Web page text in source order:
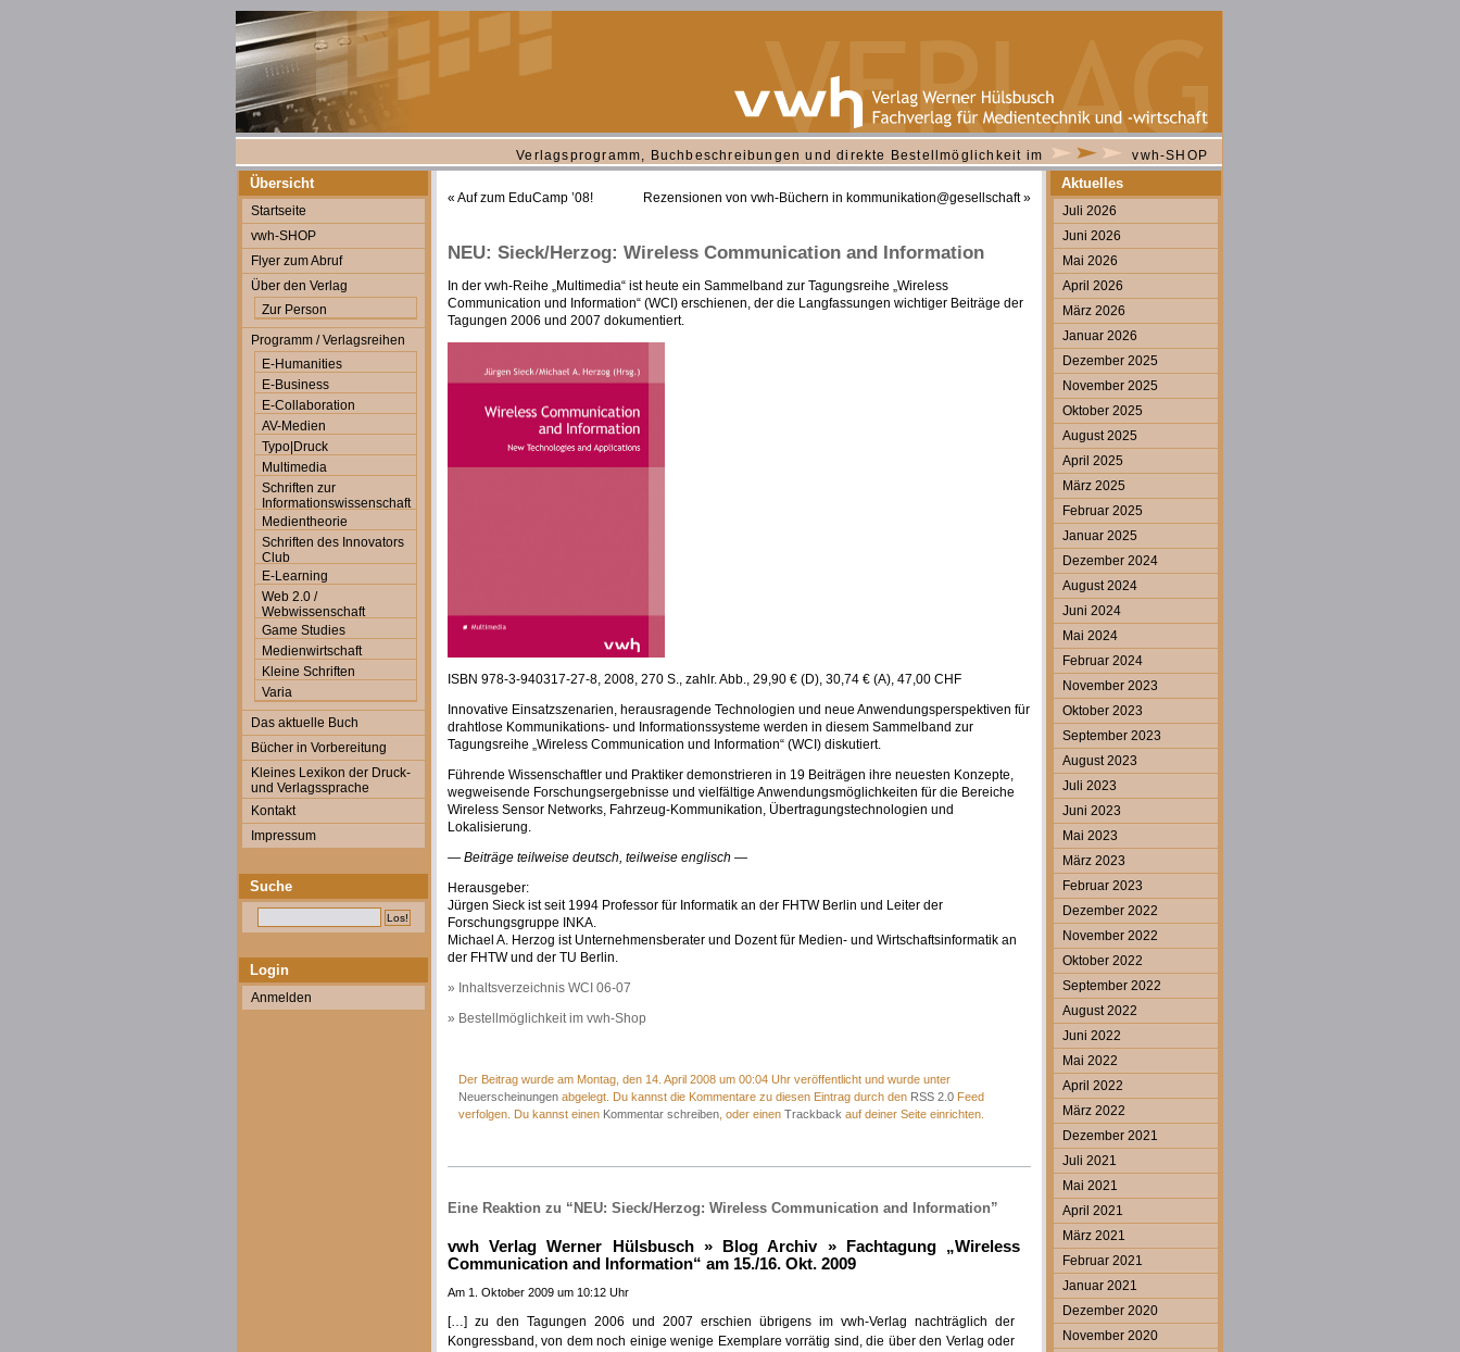
Verlagsprogramm, Buchbeschreibungen und direkte Bestellmöglichkeit im vwh-SHOP
Übersicht
Startseite
vwh-SHOP
Flyer zum Abruf
Über den Verlag
Zur Person
Programm / Verlagsreihen
E-Humanities
E-Business
E-Collaboration
AV-Medien
Typo|Druck
Multimedia
Schriften zur
Informationswissenschaft
Medientheorie
Schriften des Innovators
Club
E-Learning
Web 2.0 /
Webwissenschaft
Game Studies
Medienwirtschaft
Kleine Schriften
Varia
Das aktuelle Buch
Bücher in Vorbereitung
Kleines Lexikon der Druck-
und Verlagssprache
Kontakt
Impressum
Suche
Login
Anmelden
« Auf zum EduCamp ’08! Rezensionen von vwh-Büchern in kommunikation@gesellschaft»
NEU: Sieck/Herzog: Wireless Communication and Information
In der vwh-Reihe „Multimedia“ ist heute ein Sammelband zur Tagungsreihe „Wireless
Communication und Information“ (WCI) erschienen, der die Langfassungen wichtiger Beiträge der
Tagungen 2006 und 2007 dokumentiert.
ISBN 978-3-940317-27-8, 2008, 270 S., zahlr. Abb., 29,90 € (D), 30,74 € (A), 47,00 CHF
Innovative Einsatzszenarien, herausragende Technologien und neue Anwendungsperspektiven für
drahtlose Kommunikations- und Informationssysteme werden in diesem Sammelband zur
Tagungsreihe „Wireless Communication und Information“ (WCI) diskutiert.
Führende Wissenschaftler und Praktiker demonstrieren in 19 Beiträgen ihre neuesten Konzepte,
wegweisende Forschungsergebnisse und vielfältige Anwendungsmöglichkeiten für die Bereiche
Wireless Sensor Networks, Fahrzeug-Kommunikation, Übertragungstechnologien und
Lokalisierung.
— Beiträge teilweise deutsch, teilweise englisch —
Herausgeber:
Jürgen Sieck ist seit 1994 Professor für Informatik an der FHTW Berlin und Leiter der
Forschungsgruppe INKA.
Michael A. Herzog ist Unternehmensberater und Dozent für Medien- und Wirtschaftsinformatik an
der FHTW und der TU Berlin.
» Inhaltsverzeichnis WCI 06-07
» Bestellmöglichkeit im vwh-Shop
Der Beitrag wurde am Montag, den 14. April 2008 um 00:04 Uhr veröffentlicht und wurde unter
Neuerscheinungen abgelegt. Du kannst die Kommentare zu diesen Eintrag durch den RSS 2.0 Feed
verfolgen. Du kannst einen Kommentar schreiben , oder einen Trackback auf deiner Seite einrichten.
Eine Reaktion zu “NEU: Sieck/Herzog: Wireless Communication and Information”
vwh Verlag Werner Hülsbusch » Blog Archiv » Fachtagung „Wireless
Communication and Information“ am 15./16. Okt. 2009
Am 1. Oktober 2009 um 10:12 Uhr
[…] zu den Tagungen 2006 und 2007 erschien übrigens im vwh-Verlag nachträglich der
Kongressband, von dem noch einige wenige Exemplare vorrätig sind, die über den Verlag oder
Aktuelles
Juli 2026
Juni 2026
Mai 2026
April 2026
März 2026
Januar 2026
Dezember 2025
November 2025
Oktober 2025
August 2025
April 2025
März 2025
Februar 2025
Januar 2025
Dezember 2024
August 2024
Juni 2024
Mai 2024
Februar 2024
November 2023
Oktober 2023
September 2023
August 2023
Juli 2023
Juni 2023
Mai 2023
März 2023
Februar 2023
Dezember 2022
November 2022
Oktober 2022
September 2022
August 2022
Juni 2022
Mai 2022
April 2022
März 2022
Dezember 2021
Juli 2021
Mai 2021
April 2021
März 2021
Februar 2021
Januar 2021
Dezember 2020
November 2020